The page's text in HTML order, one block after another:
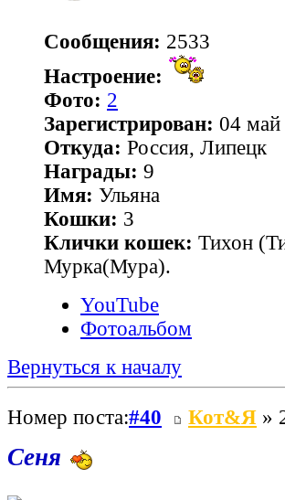
Сообщения: 2533
Настроение:
Фото: 2
Зарегистрирован: 04
Откуда: Россия, Липецк
Награды: 9
Имя: Ульяна
Кошки: 3
Клички кошек: Тихон
Мурка(Мура).
YouTube
Фотоальбом
Вернуться к началу
Номер поста:#40 Кот&Я »
Сеня